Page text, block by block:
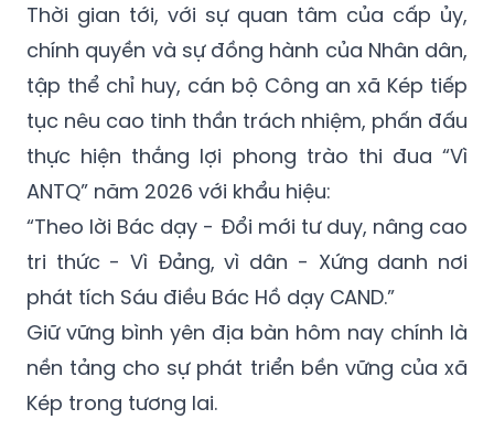
Thời gian tới, với sự quan tâm của cấp ủy,
chính quyền và sự đồng hành của Nhân dân,
tập thể chỉ huy, cán bộ Công an xã Kép tiếp
tục nêu cao tinh thần trách nhiệm, phấn đấu
thực hiện thắng lợi phong trào thi đua “Vì
ANTQ” năm 2026 với khẩu hiệu:
“Theo lời Bác dạy - Đổi mới tư duy, nâng cao
tri thức - Vì Đảng, vì dân - Xứng danh nơi
phát tích Sáu điều Bác Hồ dạy CAND.”
Giữ vững bình yên địa bàn hôm nay chính là
nền tảng cho sự phát triển bền vững của xã
Kép trong tương lai.